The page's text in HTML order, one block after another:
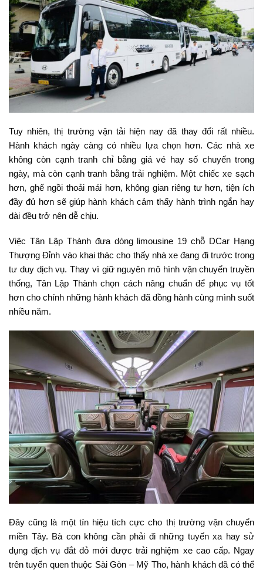
Tuy nhiên, thị trường vận tải hiện nay đã thay đổi rất nhiều.
Hành khách ngày càng có nhiều lựa chọn hơn. Các nhà xe
không còn cạnh tranh chỉ bằng giá vé hay số chuyến trong
ngày, mà còn cạnh tranh bằng trải nghiệm. Một chiếc xe sạch
hơn, ghế ngồi thoải mái hơn, không gian riêng tư hơn, tiện ích
đầy đủ hơn sẽ giúp hành khách cảm thấy hành trình ngắn hay
dài đều trở nên dễ chịu.
Việc Tân Lập Thành đưa dòng limousine 19 chỗ DCar Hạng
Thượng Đỉnh vào khai thác cho thấy nhà xe đang đi trước trong
tư duy dịch vụ. Thay vì giữ nguyên mô hình vận chuyển truyền
thống, Tân Lập Thành chọn cách nâng chuẩn để phục vụ tốt
hơn cho chính những hành khách đã đồng hành cùng mình suốt
nhiều năm.
Đây cũng là một tín hiệu tích cực cho thị trường vận chuyển
miền Tây. Bà con không cần phải đi những tuyến xa hay sử
dụng dịch vụ đắt đỏ mới được trải nghiệm xe cao cấp. Ngay
trên tuyến quen thuộc Sài Gòn – Mỹ Tho, hành khách đã có thể